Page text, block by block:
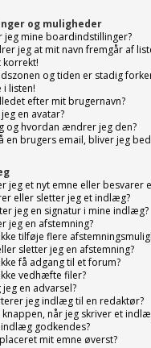
og muligheder
mine boardindstillinger?
jeg at mit navn fremgår af
korrekt!
og tiden er stadig
i listen!
efter mit brugernavn?
en avatar?
og hvordan ændrer jeg den?
en brugers email, bliver jeg
jeg et nyt emne eller besvarer
eller sletter jeg et indlæg?
jeg en signatur i mine indlæg?
jeg en afstemning?
tilføje flere
sletter jeg en afstemning?
få adgang til et forum?
vedhæfte filer?
en advarsel?
jeg indlæg til en redaktør?
knappen, når jeg skriver et
godkendes?
mit emne øverst?